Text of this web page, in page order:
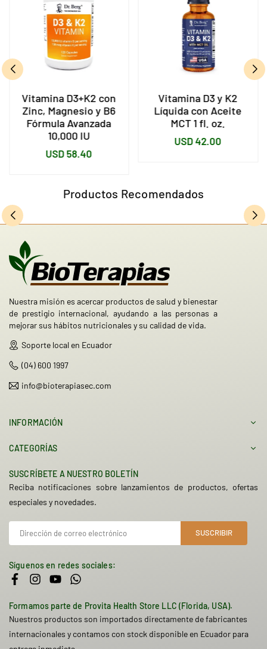
Vitamina D3+K2 con
Zinc, Magnesio y B6
Fórmula Avanzada
10,000 IU
Precio
USD 58.40
Vitamina D3 y K2
Líquida con Aceite
MCT 1 fl. oz.
Precio
USD 42.00
Productos Recomendados
Nuestra misión es acercar productos de salud y bienestar
de prestigio internacional, ayudando a las personas a
mejorar sus hábitos nutricionales y su calidad de vida.
Soporte local en Ecuador
(04) 600 1997
info@bioterapiasec.com
INFORMACIÓN
CATEGORÍAS
SUSCRÍBETE A NUESTRO BOLETÍN
Reciba notificaciones sobre lanzamientos de productos, ofertas
especiales y novedades.
SUSCRIBIR
Síguenos en redes sociales:
FacebookInstagram
YouTube
Formamos parte de Provita Health Store LLC (Florida, USA).
Nuestros productos son importados directamente de fabricantes
internacionales y contamos con stock disponible en Ecuador para